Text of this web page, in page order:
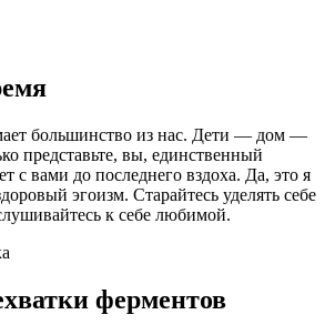
большинство из нас. Дети — дом —
представьте, вы, единственный
с вами до последнего вздоха. Да, это я
эгоизм. Старайтесь уделять себе
к себе любимой.
ферментов